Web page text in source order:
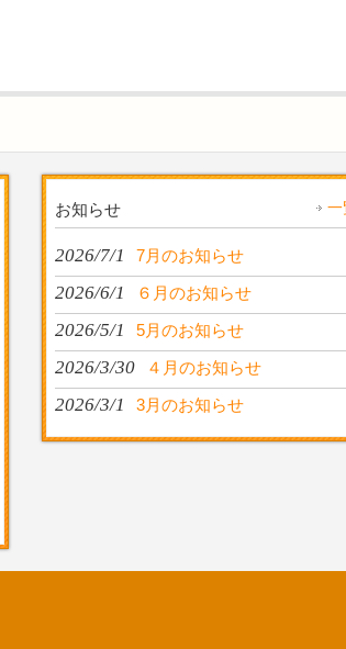
お知らせ 一
2026/7/1 7月のお知らせ
2026/6/1 ６月のお知らせ
2026/5/1 5月のお知らせ
2026/3/30 ４月のお知らせ
2026/3/1 3月のお知らせ